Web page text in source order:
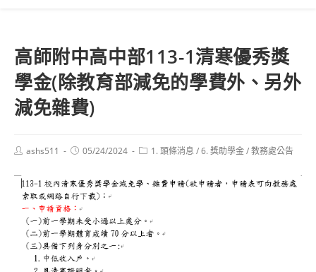
高師附中高中部113-1清寒優秀獎
學金(除教育部減免的學費外、另外
減免雜費)
Postashs511
Post05/24/2024
Post1. 頭條消息 /6. 獎助學金/教務處公告